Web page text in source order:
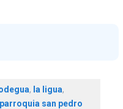
, la ligua,
parroquia san pedro